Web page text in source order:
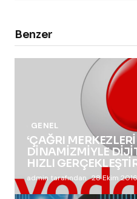
Benzer
GENEL
‘ÇAĞRI
DİNAMİZMİYLE
HIZLI
admin tarafından 28 Ekim 2016